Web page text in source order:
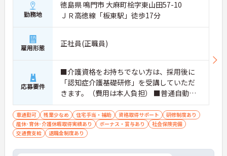
勤務地
徳島県 鳴門市 大麻町桧字東山田57-10
ＪＲ高徳線「板東駅」徒歩17分
雇用形態 正社員(正職員)
応募要件
■介護資格をお持ちでない方は、採用後に
「認知症介護基礎研修」を受講していただ
きます。（費用は本人負担） ■普通自動車
運転免許必須（AT限定可） ■経験不問
車通勤可 残業少なめ 住宅手当・補助 資格取得サポート
研修制度あり
産休･育休･介護休暇取得実績あり
ボーナス・賞与あり
社会保険完備
交通費支給
退職金制度あり